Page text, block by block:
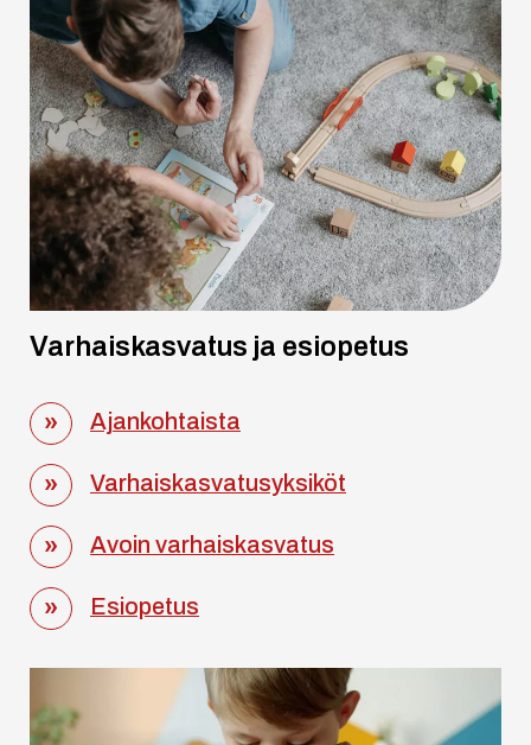
Varhaiskasvatus ja esiopetus
Ajankohtaista
Varhaiskasvatusyksiköt
Avoin varhaiskasvatus
Esiopetus